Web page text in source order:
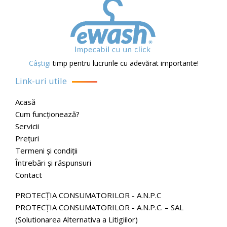
Câștigi timp pentru lucrurile cu adevărat importante!
Link-uri utile
Acasă
Cum funcționează?
Servicii
Prețuri
Termeni și condiții
Întrebări și răspunsuri
Contact
PROTECŢIA CONSUMATORILOR - A.N.P.C
PROTECŢIA CONSUMATORILOR - A.N.P.C. – SAL
(Solutionarea Alternativa a Litigiilor)